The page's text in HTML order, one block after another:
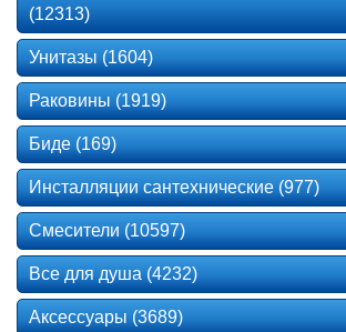
(12313)
Унитазы (1604)
Раковины (1919)
Биде (169)
Инсталляции сантехнические (977)
Смесители (10597)
Все для душа (4232)
Аксессуары (3689)